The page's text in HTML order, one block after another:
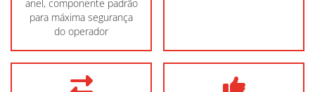
anel, componente padrão
para máxima segurança
do operador